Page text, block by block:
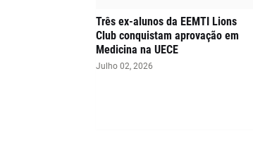
Três ex-alunos da EEMTI Lions
Club conquistam aprovação em
Medicina na UECE
Julho 02, 2026